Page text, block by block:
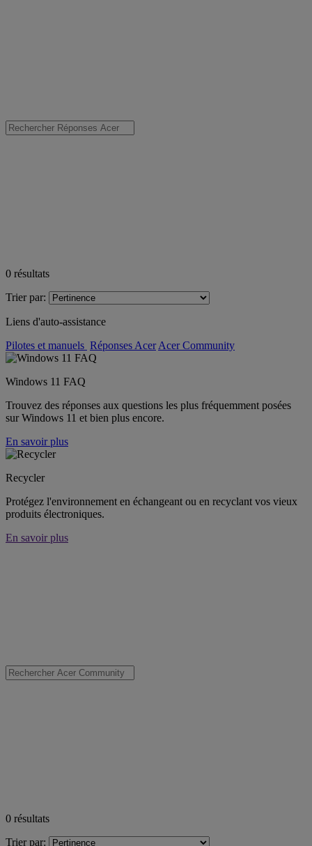
0 résultats
Trier par:
Liens d'auto-assistance
Pilotes et manuels Réponses Acer Acer Community
Windows 11 FAQ
Trouvez des réponses aux questions les plus fréquemment posées
sur Windows 11 et bien plus encore.
En savoir plus
Recycler
Protégez l'environnement en échangeant ou en recyclant vos vieux
produits électroniques.
En savoir plus
0 résultats
Trier par: